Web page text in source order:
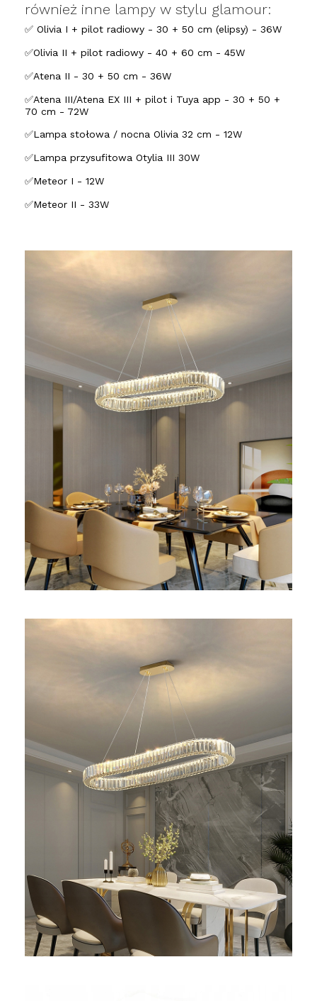
również inne lampy w stylu glamour:
✅ Olivia I + pilot radiowy - 30 + 50 cm (elipsy) - 36W
✅Olivia II + pilot radiowy - 40 + 60 cm - 45W
✅Atena II - 30 + 50 cm - 36W
✅Atena III/Atena EX III + pilot i Tuya app - 30 + 50 +
70 cm - 72W
✅Lampa stołowa / nocna Olivia 32 cm - 12W
✅Lampa przysufitowa Otylia III 30W
✅Meteor I - 12W
✅Meteor II - 33W